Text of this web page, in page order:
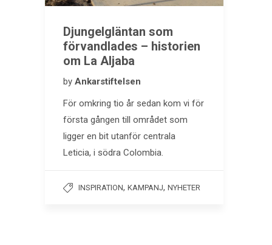
Djungelgläntan som
förvandlades – historien
om La Aljaba
by Ankarstiftelsen
För omkring tio år sedan kom vi för
första gången till området som
ligger en bit utanför centrala
Leticia, i södra Colombia.
INSPIRATION, KAMPANJ, NYHETER